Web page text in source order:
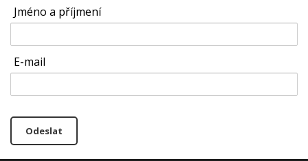
Jméno a příjmení
E-mail
Odeslat